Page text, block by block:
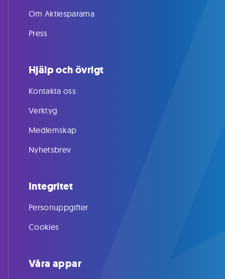
Om Aktiespararna
Press
Hjälp och övrigt
Kontakta oss
Verktyg
Medlemskap
Nyhetsbrev
Integritet
Personuppgifter
Cookies
Våra appar